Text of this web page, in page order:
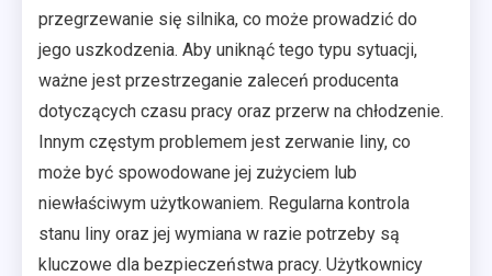
przegrzewanie się silnika, co może prowadzić do
jego uszkodzenia. Aby uniknąć tego typu sytuacji,
ważne jest przestrzeganie zaleceń producenta
dotyczących czasu pracy oraz przerw na chłodzenie.
Innym częstym problemem jest zerwanie liny, co
może być spowodowane jej zużyciem lub
niewłaściwym użytkowaniem. Regularna kontrola
stanu liny oraz jej wymiana w razie potrzeby są
kluczowe dla bezpieczeństwa pracy. Użytkownicy